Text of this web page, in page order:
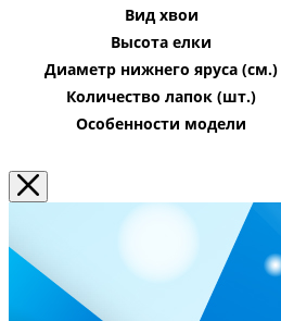
Вид хвои
Высота елки
Диаметр нижнего яруса (см.)
Количество лапок (шт.)
Особенности модели